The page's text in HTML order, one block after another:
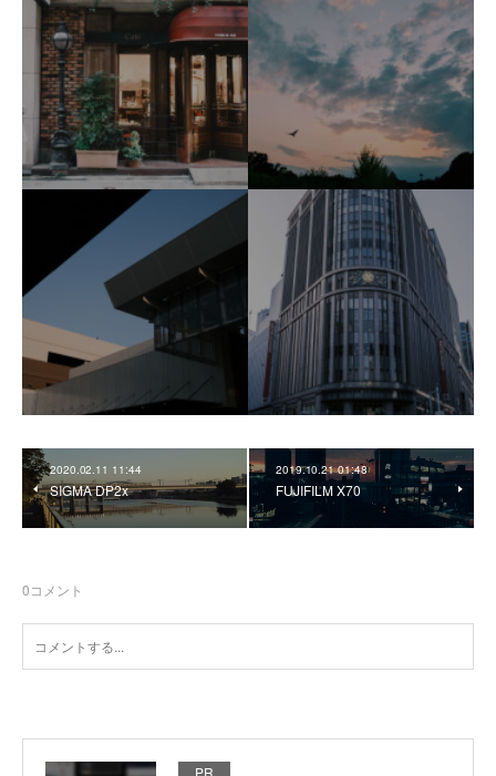
2020.02.11 11:44
SIGMA DP2x
2019.10.21 01:48
FUJIFILM X70
0コメント
PR